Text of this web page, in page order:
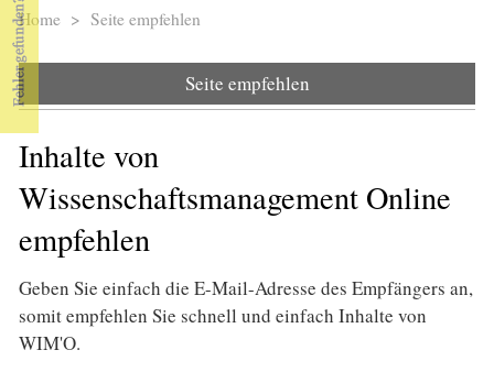
Sie sind hier
Home > Seite empfehlen
Seite empfehlen
Inhalte von
Wissenschaftsmanagement Online
empfehlen
Geben Sie einfach die E-Mail-Adresse des Empfängers an,
somit empfehlen Sie schnell und einfach Inhalte von
WIM'O.